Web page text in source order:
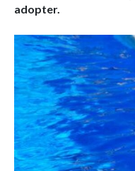
adopter.